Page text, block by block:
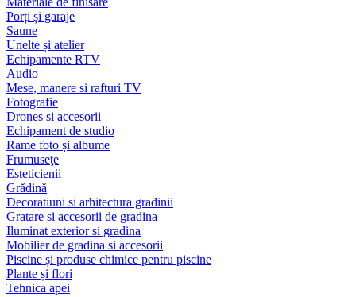
Porți și garaje
Saune
Unelte și atelier
Echipamente RTV
Audio
Mese, manere si rafturi TV
Fotografie
Drones si accesorii
Echipament de studio
Rame foto și albume
Frumuseţe
Esteticienii
Grădină
Decoratiuni si arhitectura gradinii
Gratare si accesorii de gradina
Iluminat exterior si gradina
Mobilier de gradina si accesorii
Piscine și produse chimice pentru piscine
Plante și flori
Tehnica apei